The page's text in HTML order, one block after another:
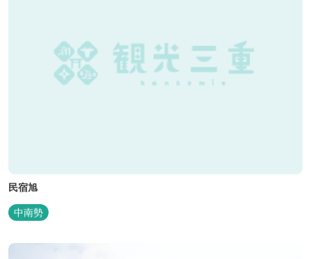
民宿旭
中南勢